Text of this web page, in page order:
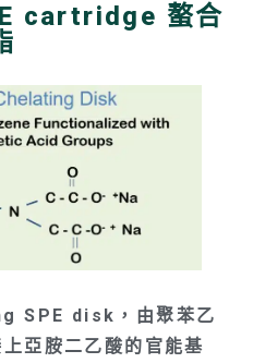
cartridge 螯合
SPE disk，由聚苯乙
亞胺二乙酸的官能基